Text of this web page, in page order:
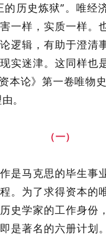
的历史炼狱”。唯经
一样，实质一样。
逻辑，有助于澄清
实迷津。这同样也
本论》第一卷唯物
。
（一）
作是马克思的毕生事
。为了求得资本的
史学家的工作身份
是著名的六册计划